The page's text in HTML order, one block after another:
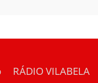
RÁDIO VILABELA